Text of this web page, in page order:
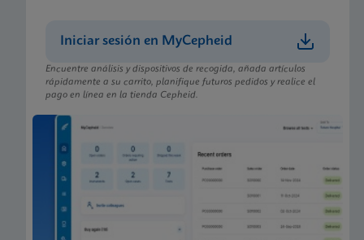
Iniciar sesión en MyCepheid
Encuentre análisis y dispositivos de recogida, añada artículos
rápidamente a su carrito, planifique futuros pedidos y realice el
pago en línea en la tienda Cepheid.